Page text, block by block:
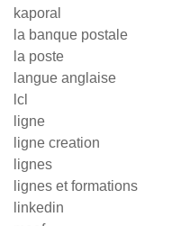
kaporal
la banque postale
la poste
langue anglaise
lcl
ligne
ligne creation
lignes
lignes et formations
linkedin